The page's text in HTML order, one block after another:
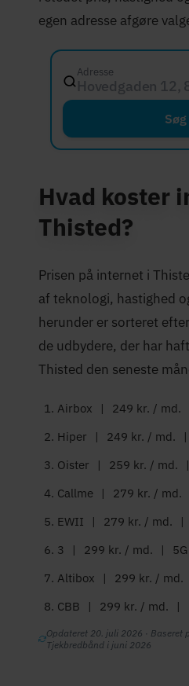
egen adresse afgøre
Adresse
Hovedgaden 12,
Søg
Hvad koster
Thisted?
Prisen på internet i
af teknologi, hastighed
herunder er sorteret
de udbydere, der har
Thisted den seneste
Airbox | 249 kr. / md.
Hiper
| 249 kr. / md. |
Oister
| 259 kr. / md. |
Callme
| 279 kr. / md.
EWII
| 279 kr. / md. |
3
| 299 kr. / md. |
Altibox
| 299 kr. / md.
CBB
| 299 kr. / md. |
Opdateret 20. juli 2026 ·
Tjekbredbånd i juni 2026